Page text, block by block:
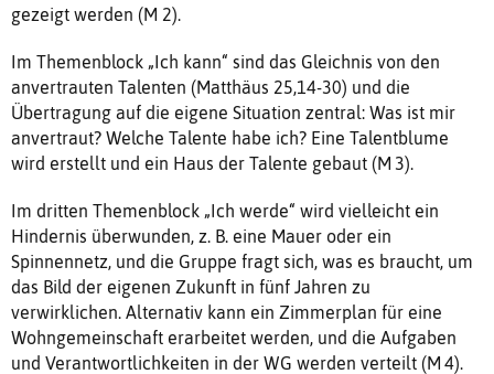
gezeigt werden (M 2).
Im Themenblock „Ich kann“ sind das Gleichnis von den
anvertrauten Talenten (Matthäus 25,14-30) und die
Übertragung auf die eigene Situation zentral: Was ist mir
anvertraut? Welche Talente habe ich? Eine Talentblume
wird erstellt und ein Haus der Talente gebaut (M 3).
Im dritten Themenblock „Ich werde“ wird vielleicht ein
Hindernis überwunden, z. B. eine Mauer oder ein
Spinnennetz, und die Gruppe fragt sich, was es braucht, um
das Bild der eigenen Zukunft in fünf Jahren zu
verwirklichen. Alternativ kann ein Zimmerplan für eine
Wohngemeinschaft erarbeitet werden, und die Aufgaben
und Verantwortlichkeiten in der WG werden verteilt (M 4).